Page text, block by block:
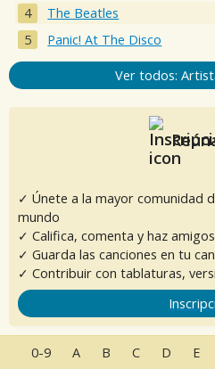
The Beatles
Panic! At The Disco
Ver todos:
✓ Únete a la mayor comunidad
mundo
✓ Califica, comenta y haz amigos
✓ Guarda las canciones en tu
✓ Contribuir con tablaturas,
0-9 A B C D E